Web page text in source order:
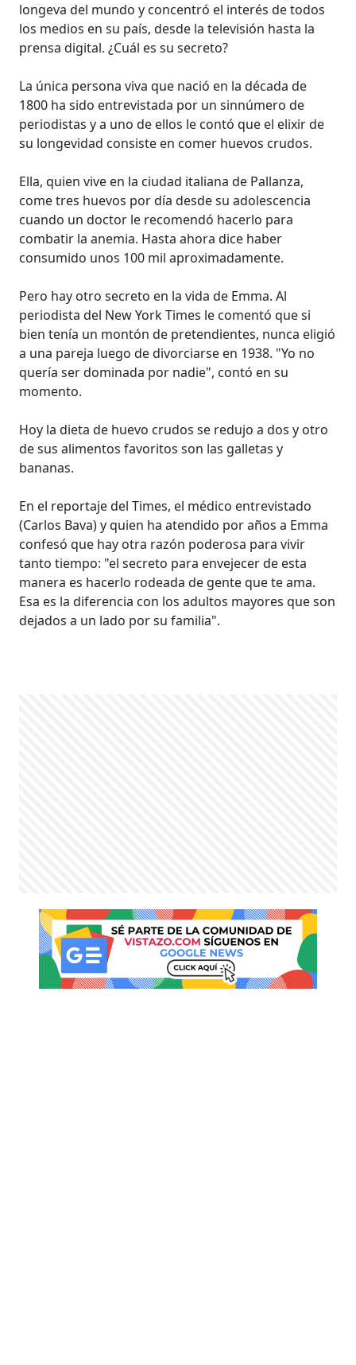
longeva del mundo y concentró el interés de todos
los medios en su país, desde la televisión hasta la
prensa digital. ¿Cuál es su secreto?
La única persona viva que nació en la década de
1800 ha sido entrevistada por un sinnúmero de
periodistas y a uno de ellos le contó que el elixir de
su longevidad consiste en comer huevos crudos.
Ella, quien vive en la ciudad italiana de Pallanza,
come tres huevos por día desde su adolescencia
cuando un doctor le recomendó hacerlo para
combatir la anemia. Hasta ahora dice haber
consumido unos 100 mil aproximadamente.
Pero hay otro secreto en la vida de Emma. Al
periodista del New York Times le comentó que si
bien tenía un montón de pretendientes, nunca eligió
a una pareja luego de divorciarse en 1938. "Yo no
quería ser dominada por nadie", contó en su
momento.
Hoy la dieta de huevo crudos se redujo a dos y otro
de sus alimentos favoritos son las galletas y
bananas.
En el reportaje del Times, el médico entrevistado
(Carlos Bava) y quien ha atendido por años a Emma
confesó que hay otra razón poderosa para vivir
tanto tiempo: "el secreto para envejecer de esta
manera es hacerlo rodeada de gente que te ama.
Esa es la diferencia con los adultos mayores que son
dejados a un lado por su familia".